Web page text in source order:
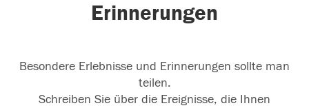
Erinnerungen
Besondere Erlebnisse und Erinnerungen sollte man
teilen.
Schreiben Sie über die Ereignisse, die Ihnen